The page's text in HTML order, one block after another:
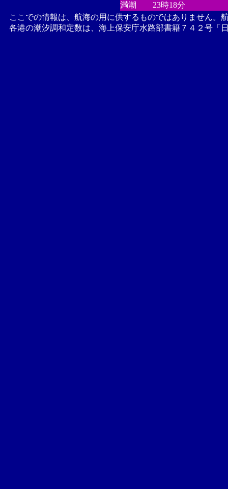
満潮
23時18分
ここでの情報は、航海の用に供するものではありません。
各港の潮汐調和定数は、海上保安庁水路部書籍７４２号「